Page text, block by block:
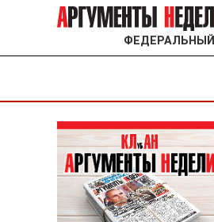
ФЕДЕРАЛЬНЫЙ